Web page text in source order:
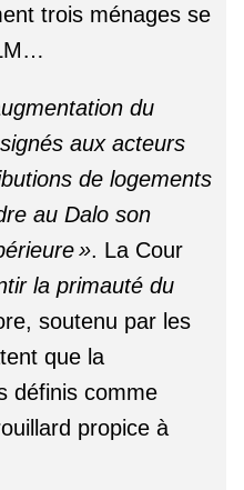
trois ménages se
du
aux acteurs
de logements
au Dalo son
». La Cour
la primauté du
soutenu par les
que la
définis comme
propice à